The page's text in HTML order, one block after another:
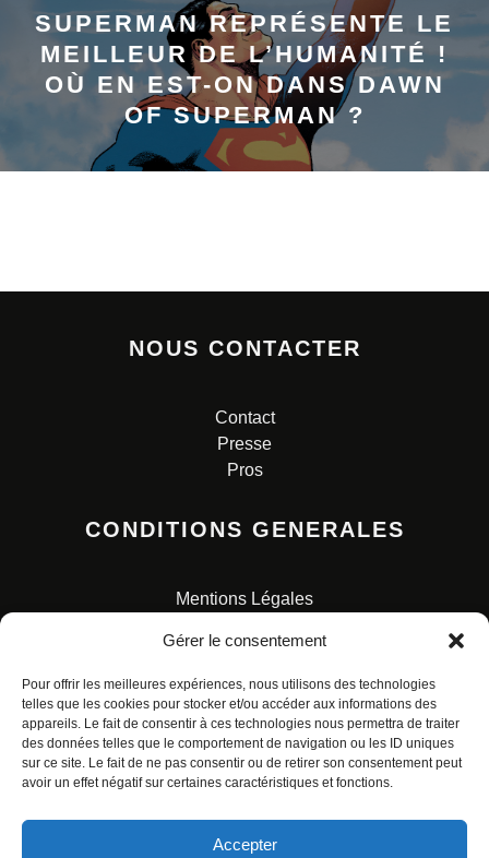
Gérer le consentement
Pour offrir les meilleures expériences, nous utilisons des technologies
telles que les cookies pour stocker et/ou accéder aux informations des
appareils. Le fait de consentir à ces technologies nous permettra de traiter
des données telles que le comportement de navigation ou les ID uniques
sur ce site. Le fait de ne pas consentir ou de retirer son consentement peut
avoir un effet négatif sur certaines caractéristiques et fonctions.
Accepter
SUPERMAN REPRÉSENTE LE
MEILLEUR DE L’HUMANITÉ !
OÙ EN EST-ON DANS DAWN
OF SUPERMAN ?
NOUS CONTACTER
Contact
Presse
Pros
CONDITIONS GENERALES
Mentions Légales
Charte pour la protection des données personnelles
© ALL RIGHTS RESERVED. URBAN COMICS POUR LES